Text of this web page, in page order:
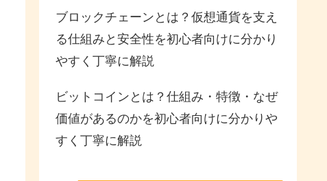
ブロックチェーンとは？仮想通貨を支え
る仕組みと安全性を初心者向けに分かり
やすく丁寧に解説
ビットコインとは？仕組み・特徴・なぜ
価値があるのかを初心者向けに分かりや
すく丁寧に解説